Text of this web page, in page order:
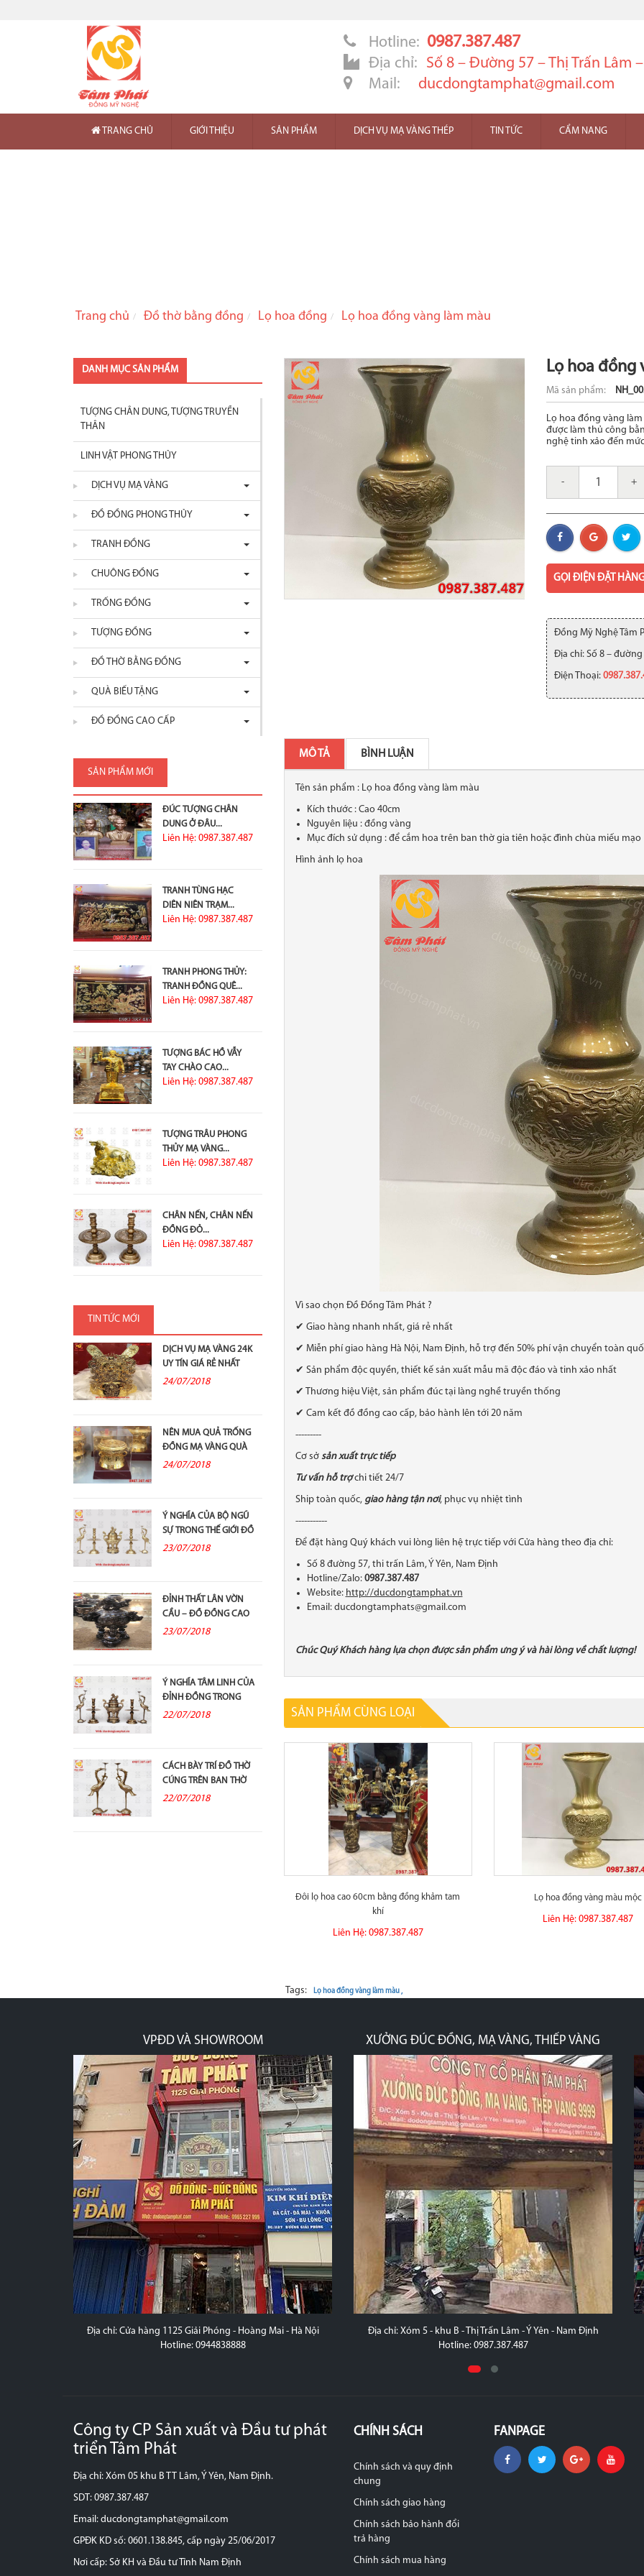
Hotline: 0987.387.487
Địa chỉ:
Số 8 – Đường 57 – Thị Trấn Lâm
Mail:
ducdongtamphat@gmail.com
TRANG CHỦ GIỚI THIỆU SẢN PHẨM DỊCH VỤ MẠ VÀNG THÉP TIN TỨC CẨM NANG
Trang chủ Đồ thờ bằng đồng Lọ hoa đồng Lọ hoa đồng vàng làm màu
DANH MỤC SẢN PHẨM
TƯỢNG CHÂN DUNG, TƯỢNG TRUYỀN
THÂN
LINH VẬT PHONG THỦY
DỊCH VỤ MẠ VÀNG
ĐỒ ĐỒNG PHONG THỦY
TRANH ĐỒNG
CHUÔNG ĐỒNG
TRỐNG ĐỒNG
TƯỢNG ĐỒNG
ĐỒ THỜ BẰNG ĐỒNG
QUÀ BIẾU TẶNG
ĐỒ ĐỒNG CAO CẤP
SẢN PHẨM MỚI
ĐÚC TƯỢNG CHÂN
DUNG Ở ĐÂU...
Liên Hệ: 0987.387.487
TRANH TÙNG HẠC
DIÊN NIÊN TRẠM...
Liên Hệ: 0987.387.487
TRANH PHONG THỦY:
TRANH ĐỒNG QUÊ...
Liên Hệ: 0987.387.487
TƯỢNG BÁC HỒ VẪY
TAY CHÀO CAO...
Liên Hệ: 0987.387.487
TƯỢNG TRÂU PHONG
THỦY MẠ VÀNG...
Liên Hệ: 0987.387.487
CHÂN NẾN, CHÂN NẾN
ĐỒNG ĐỎ...
Liên Hệ: 0987.387.487
TIN TỨC MỚI
DỊCH VỤ MẠ VÀNG 24K
UY TÍN GIÁ RẺ NHẤT
24/07/2018
NÊN MUA QUẢ TRỐNG
ĐỒNG MẠ VÀNG QUÀ
TẶNG Ở ĐÂU?
24/07/2018
Ý NGHĨA CỦA BỘ NGŨ
SỰ TRONG THẾ GIỚI ĐỒ
ĐỒNG THỜ...
23/07/2018
ĐỈNH THẤT LÂN VỜN
CẦU – ĐỒ ĐỒNG CAO
CẤP VÀ Ý...
23/07/2018
Ý NGHĨA TÂM LINH CỦA
ĐỈNH ĐỒNG TRONG
THỜ CÚNG TỔ TIÊN
22/07/2018
CÁCH BÀY TRÍ ĐỒ THỜ
CÚNG TRÊN BAN THỜ
GIA TIÊN
22/07/2018
Lọ hoa đồng
Mã sản phẩm:
Lọ hoa đồng vàng
được làm thủ công
nghệ tinh xảo đến
- +
GỌI ĐIỆN ĐẶT
Đồng Mỹ Nghệ Tâm
Địa chỉ: Số 8 – đường
Điện Thoại:
MÔ TẢ BÌNH LUẬN
Tên sản phẩm : Lọ hoa đồng vàng làm màu
Kích thước : Cao 40cm
Nguyên liệu : đồng vàng
Mục đích sử dụng : để cắm hoa trên ban thờ gia tiên hoặc đình chùa miếu mạo
Hình ảnh lọ hoa
Vì sao chọn Đồ Đồng Tâm Phát ?
✔ Giao hàng nhanh nhất, giá rẻ nhất
✔ Miễn phí giao hàng Hà Nội, Nam Định, hỗ trợ đến 50% phí vận chuyển toàn
✔ Sản phẩm độc quyền, thiết kế sản xuất mẫu mã độc đáo và tinh xảo nhất
✔ Thương hiệu Việt, sản phẩm đúc tại làng nghề truyền thống
✔ Cam kết đồ đồng cao cấp, bảo hành lên tới 20 năm
---------
Cơ sở sản xuất trực tiếp
Tư vấn hỗ trợchi tiết 24/7
Ship toàn quốc, giao hàng tận nơi, phục vụ nhiệt tình
-----------
Để đặt hàng Quý khách vui lòng liên hệ trực tiếp với Cửa hàng theo địa chỉ:
Số 8 đường 57, thi trấn Lâm, Ý Yên, Nam Định
Hotline/Zalo: 0987.387.487
Website: http://ducdongtamphat.vn
Email: ducdongtamphats@gmail.com
Chúc Quý Khách hàng lựa chọn được sản phẩm ưng ý và hài lòng về chất lượng!
SẢN PHẨM CÙNG LOẠI
Đôi lọ hoa cao 60cm bằng đồng khảm tam
khí
Liên Hệ: 0987.387.487
Lọ hoa đồng vàng màu mộc
Liên Hệ: 0987.387.487
Tags: Lọ hoa đồng vàng làm màu ,
VPĐD VÀ SHOWROOM
Địa chỉ: Cửa hàng 1125 Giải Phóng - Hoàng Mai - Hà Nội
Hotline: 0944838888
XƯỞNG ĐÚC ĐỒNG, MẠ VÀNG, THIẾP VÀNG
Địa chỉ: Xóm 5 - khu B - Thị Trấn Lâm - Ý Yên - Nam Định
Hotline: 0987.387.487
Công ty CP Sản xuất và Đầu tư phát
triển Tâm Phát
Địa chỉ: Xóm 05 khu B TT Lâm, Ý Yên, Nam Định.
SDT: 0987.387.487
Email: ducdongtamphat@gmail.com
GPĐK KD số: 0601.138.845, cấp ngày 25/06/2017
Nơi cấp: Sở KH và Đầu tư Tỉnh Nam Định
CHÍNH SÁCH
Chính sách và quy định
chung
Chính sách giao hàng
Chính sách bảo hành đổi
trả hàng
Chính sách mua hàng
FANPAGE